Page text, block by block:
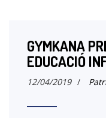
GYMKANA
EDUCACIÓ
12/04/2019 /